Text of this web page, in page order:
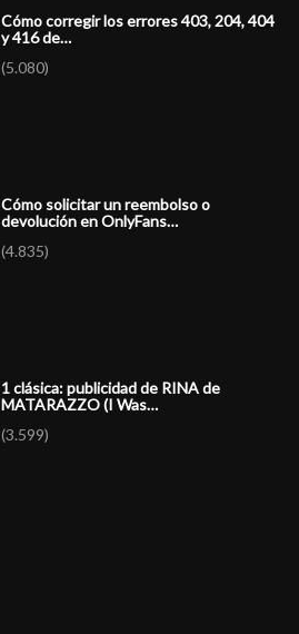
Cómo corregir los errores 403, 204, 404
y 416 de…
(5.080)
Cómo solicitar un reembolso o
devolución en OnlyFans…
(4.835)
1 clásica: publicidad de RINA de
MATARAZZO (I Was…
(3.599)